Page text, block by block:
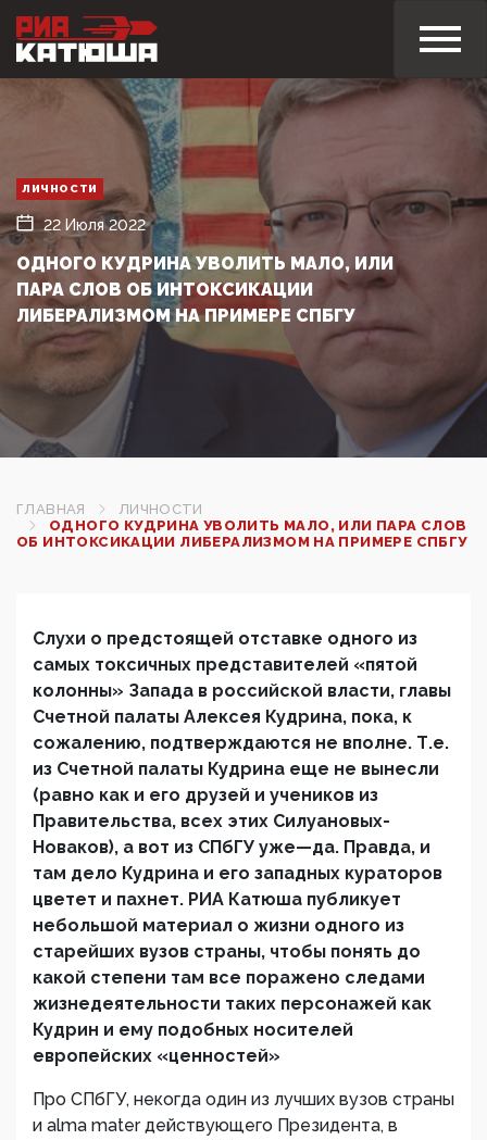
ЛИЧНОСТИ
22 Июля 2022
ОДНОГО КУДРИНА УВОЛИТЬ МАЛО, ИЛИ
ПАРА СЛОВ ОБ ИНТОКСИКАЦИИ
ЛИБЕРАЛИЗМОМ НА ПРИМЕРЕ СПБГУ
ГЛАВНАЯ
ЛИЧНОСТИ
ОДНОГО КУДРИНА УВОЛИТЬ МАЛО, ИЛИ ПАРА СЛОВ
ОБ ИНТОКСИКАЦИИ ЛИБЕРАЛИЗМОМ НА ПРИМЕРЕ СПБГУ
Слухи о предстоящей отставке одного из
самых токсичных представителей «пятой
колонны» Запада в российской власти, главы
Счетной палаты Алексея Кудрина, пока, к
сожалению, подтверждаются не вполне. Т.е.
из Счетной палаты Кудрина еще не вынесли
(равно как и его друзей и учеников из
Правительства, всех этих Силуановых-
Новаков), а вот из СПбГУ уже—да. Правда, и
там дело Кудрина и его западных кураторов
цветет и пахнет. РИА Катюша публикует
небольшой материал о жизни одного из
старейших вузов страны, чтобы понять до
какой степени там все поражено следами
жизнедеятельности таких персонажей как
Кудрин и ему подобных носителей
европейских «ценностей»
Про СПбГУ, некогда один из лучших вузов страны
и alma mater действующего Президента, в